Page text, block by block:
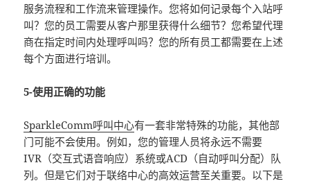
服务流程和工作流来管理操作。您将如何记录每个入站呼
叫？您的员工需要从客户那里获得什么细节？您希望代理
商在指定时间内处理呼叫吗？您的所有员工都需要在上述
每个方面进行培训。
5-使用正确的功能
SparkleComm呼叫中心有一套非常特殊的功能，其他部
门可能不会使用。例如，您的管理人员将永远不需要
IVR（交互式语音响应）系统或ACD（自动呼叫分配）队
列。但是它们对于联络中心的高效运营至关重要。以下是